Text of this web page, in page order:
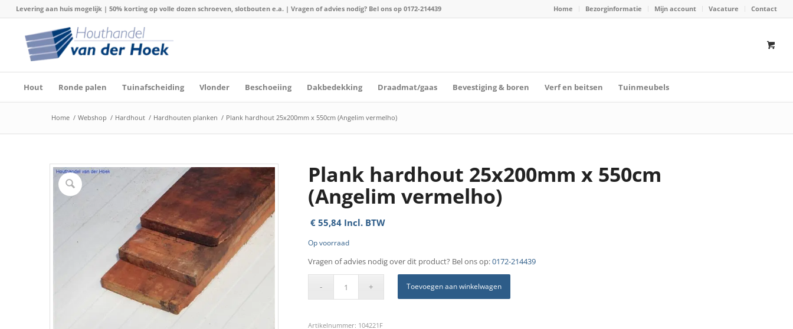
Home Bezorginformatie Mijn account Vacature Contact
Levering aan huis mogelijk | 50% korting op volle dozen schroeven, slotbouten e.a. | Vragen of advies nodig? Bel ons op 0172-214439
Hout Ronde palen Tuinafscheiding Vlonder Beschoeiing Dakbedekking Draadmat/gaas Bevestiging & boren Verf en beitsen Tuinmeubels
Home / Webshop / Hardhout / Hardhouten planken / Plank hardhout 25x200mm x 550cm (Angelim vermelho)
Plank hardhout 25x200mm x 550cm
(Angelim vermelho)
€55,84Incl. BTW
Op voorraad
Vragen of advies nodig over dit product? Bel ons op:0172-214439
Toevoegen aan winkelwagen
Artikelnummer: 104221F